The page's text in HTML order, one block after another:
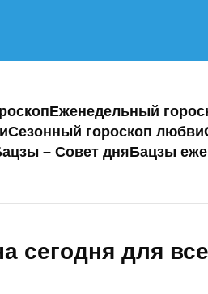
Еженедельный
Сезонный гороскоп любви
– Совет дняБацзы
сегодня для